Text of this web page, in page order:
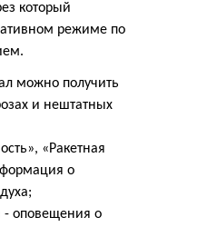
который
режиме по
можно получить
и нештатных
«Ракетная
о
оповещения о